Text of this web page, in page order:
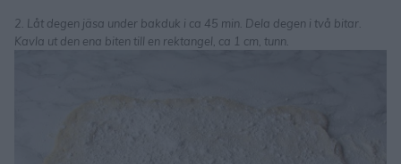
2. Låt degen jäsa under bakduk i ca 45 min. Dela degen i två bitar.
Kavla ut den ena biten till en rektangel, ca 1 cm, tunn.